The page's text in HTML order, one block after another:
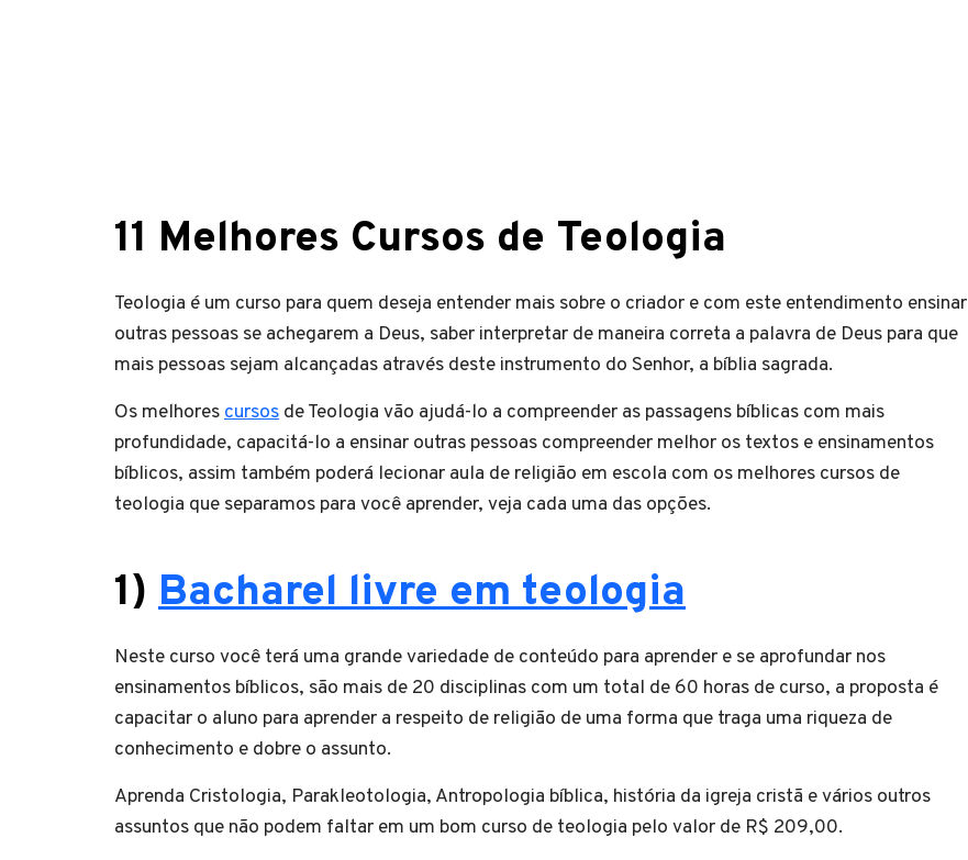
11 Melhores Cursos de Teologia
Teologia é um curso para quem deseja entender mais sobre o criador e com este entendimento ensinar
outras pessoas se achegarem a Deus, saber interpretar de maneira correta a palavra de Deus para que
mais pessoas sejam alcançadas através deste instrumento do Senhor, a bíblia sagrada.
Os melhores cursos de Teologia vão ajudá-lo a compreender as passagens bíblicas com mais
profundidade, capacitá-lo a ensinar outras pessoas compreender melhor os textos e ensinamentos
bíblicos, assim também poderá lecionar aula de religião em escola com os melhores cursos de
teologia que separamos para você aprender, veja cada uma das opções.
1) Bacharel livre em teologia
Neste curso você terá uma grande variedade de conteúdo para aprender e se aprofundar nos
ensinamentos bíblicos, são mais de 20 disciplinas com um total de 60 horas de curso, a proposta é
capacitar o aluno para aprender a respeito de religião de uma forma que traga uma riqueza de
conhecimento e dobre o assunto.
Aprenda Cristologia, Parakleotologia, Antropologia bíblica, história da igreja cristã e vários outros
assuntos que não podem faltar em um bom curso de teologia pelo valor de R$ 209,00.